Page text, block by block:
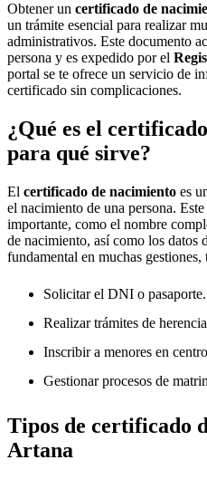
Obtener un certificado de
un trámite esencial para realizar
administrativos. Este documento
persona y es expedido por el
portal se te ofrece un servicio de
certificado sin complicaciones.
¿Qué es el
para qué sirve?
El certificado de nacimiento es
el nacimiento de una persona.
importante, como el nombre
de nacimiento, así como los datos
fundamental en muchas gestiones,
Solicitar el DNI o pasaporte.
Realizar trámites de
Inscribir a menores en
Gestionar procesos de
Tipos de certificado
Artana